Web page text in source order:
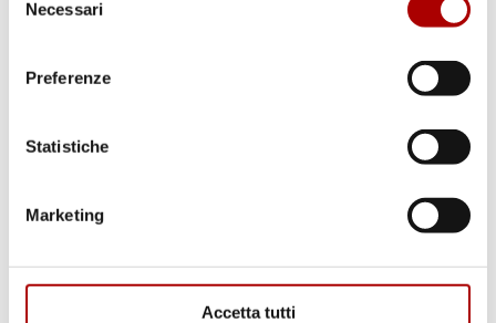
delNecessari
Preferenze
Statistiche
Marketing
Accetta tutti